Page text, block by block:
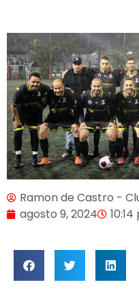
Ramon de Castro -
agosto 9, 2024